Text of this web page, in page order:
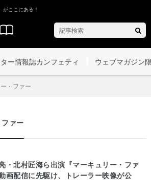
ここにある！
ー情報誌カンフェティ ウェブマガジン
・ファー
ァー
・北村匠海ら出演『マーキュリー・ファ
画配信に先駆け、トレーラー映像が公